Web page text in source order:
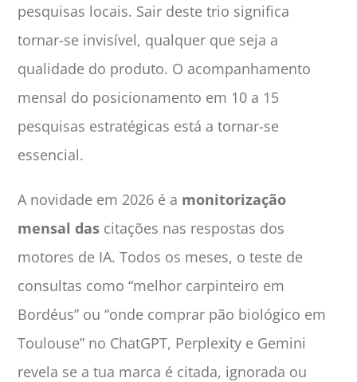
pesquisas locais. Sair deste trio significa
tornar-se invisível, qualquer que seja a
qualidade do produto. O acompanhamento
mensal do posicionamento em 10 a 15
pesquisas estratégicas está a tornar-se
essencial.
A novidade em 2026 é a monitorização
mensal das citações nas respostas dos
motores de IA. Todos os meses, o teste de
consultas como “melhor carpinteiro em
Bordéus” ou “onde comprar pão biológico em
Toulouse” no ChatGPT, Perplexity e Gemini
revela se a tua marca é citada, ignorada ou